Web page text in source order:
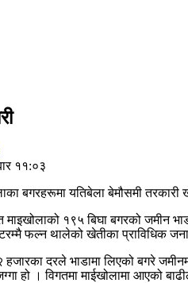
११:०३
बगरहरूमा यतिबेला बेमौसमी
माइखोलाको १९५ बिघा बगरको
फल्न थालेको खेतीका प्राविधिक
हजारका दरले भाडामा लिएको बगरे
हो । विगतमा माईखोलामा आएको